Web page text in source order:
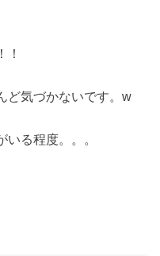
！
ど気づかないです。w
る程度。。。